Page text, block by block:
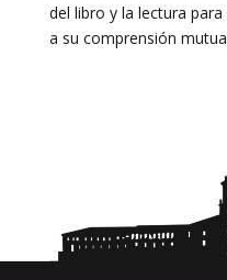
del libro y la lectura
a su comprensión